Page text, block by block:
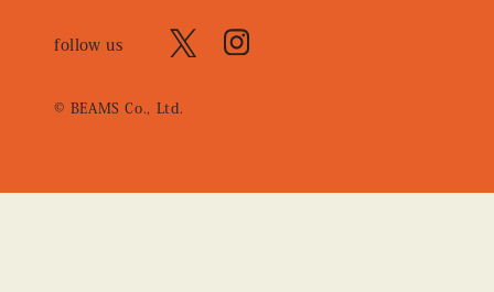
follow us
© BEAMS Co., Ltd.